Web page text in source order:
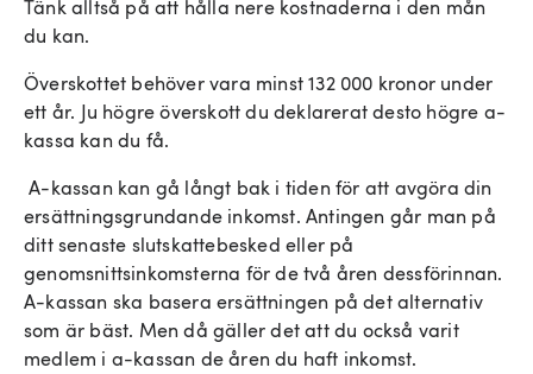
Tänk alltså på att hålla nere kostnaderna i den mån
du kan.
Överskottet behöver vara minst 132 000 kronor under
ett år. Ju högre överskott du deklarerat desto högre a-
kassa kan du få.
A-kassan kan gå långt bak i tiden för att avgöra din
ersättningsgrundande inkomst. Antingen går man på
ditt senaste slutskattebesked eller på
genomsnittsinkomsterna för de två åren dessförinnan.
A-kassan ska basera ersättningen på det alternativ
som är bäst. Men då gäller det att du också varit
medlem i a-kassan de åren du haft inkomst.